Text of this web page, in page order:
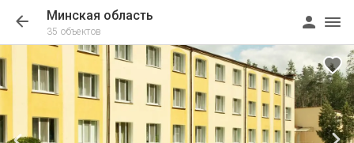
Минская область
35 объектов